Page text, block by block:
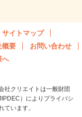
サイトマップ
概要
お問い合わせ
へ
社クリエイトは一般財団
）によりプライバシ
ています。